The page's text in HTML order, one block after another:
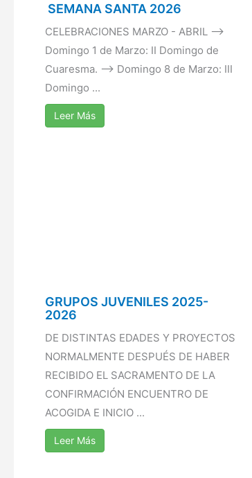
SEMANA SANTA 2026
CELEBRACIONES MARZO - ABRIL -->
Domingo 1 de Marzo: II Domingo de
Cuaresma. --> Domingo 8 de Marzo: III
Domingo ...
Leer Más
GRUPOS JUVENILES 2025-
2026
DE DISTINTAS EDADES Y PROYECTOS
NORMALMENTE DESPUÉS DE HABER
RECIBIDO EL SACRAMENTO DE LA
CONFIRMACIÓN ENCUENTRO DE
ACOGIDA E INICIO ...
Leer Más